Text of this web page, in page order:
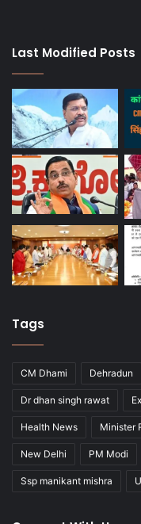
Last Modified Posts
Tags
CM Dhami Dehradun
Dr dhan singh rawat
Health News Minister
New Delhi PM Modi
Ssp manikant mishra